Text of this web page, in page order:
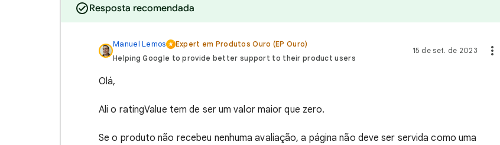
Resposta recomendada
Manuel‏‏‎ ‎Lemos
Expert em Produtos Ouro (EP Ouro)
Helping Google to provide better support to their product users
15 de set. de 2023
Olá,
Ali o ratingValue tem de ser um valor maior que zero.
Se o produto não recebeu nenhuma avaliação, a página não deve ser servida como uma